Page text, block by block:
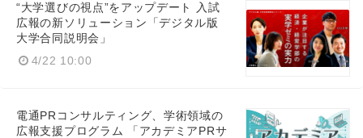
“大学選びの視点”をアップデート 入試
広報の新ソリューション「デジタル版
大学合同説明会」
4/22 10:00
電通PRコンサルティング、学術領域の
広報支援プログラム 「アカデミアPRサ